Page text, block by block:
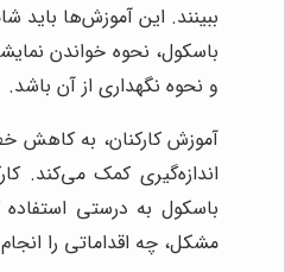
ببینند. این آموزش‌ها باید
باسکول، نحوه خواندن
و نحوه نگهداری از آن باشد.
آموزش کارکنان، به کاهش
اندازه‌گیری کمک می‌کند.
باسکول به درستی
مشکل، چه اقداماتی را